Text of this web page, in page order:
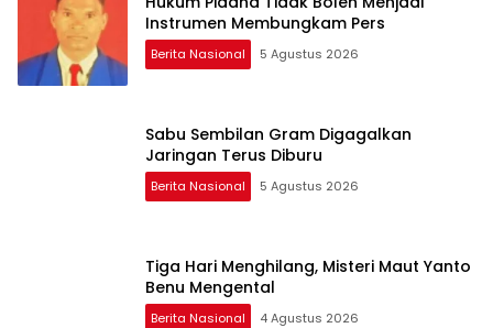
Instrumen Membungkam Pers
Berita Nasional 5 Agustus 2026
Sabu Sembilan Gram Digagalkan
Jaringan Terus Diburu
Berita Nasional 5 Agustus 2026
Tiga Hari Menghilang, Misteri Maut Yanto
Benu Mengental
Berita Nasional 4 Agustus 2026